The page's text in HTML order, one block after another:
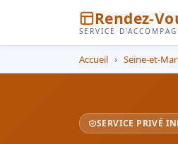
Rendez-
SERVICE
Accueil › Seine-et-
SERVICE PRIVÉ